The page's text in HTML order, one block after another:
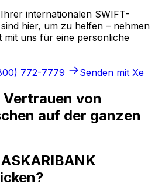
internationalen SWIFT-
hier, um zu helfen – nehmen
mit uns für eine persönliche
772-7779
Senden mit Xe
von
auf der ganzen